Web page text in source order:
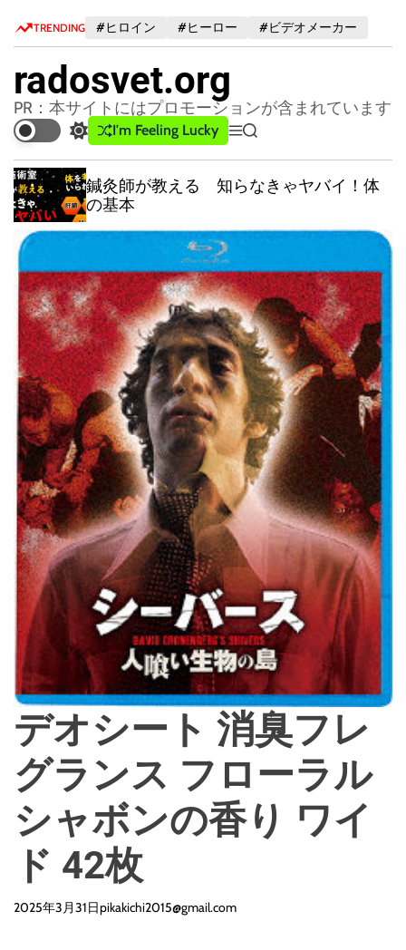
TRENDING #ヒロイン #ヒーロー #ビデオメーカー
radosvet.org
PR：本サイトにはプロモーションが含まれています
S
w
i
t
c
h
l
o
r
m
o
d
e
I'm Feeling Lucky
M
e
u
S
e
r
h
鍼灸師が教える 知らなきゃヤバイ！体
の基本
デオシート 消臭フレ
グランス フローラル
シャボンの香り ワイ
ド 42枚
2025年3月31日pikakichi2015@gmail.com